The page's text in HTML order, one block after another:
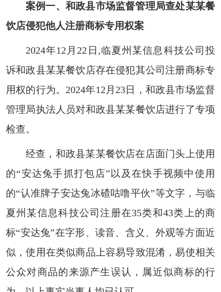
案例一、和政县市场监督管理局查处某某餐
饮店侵犯他人注册商标专用权案
2024年12月22日,临夏州某信息科技公司投
诉和政县某某餐饮店存在侵犯其公司注册商标专
用权的行为。2024年12月23日，和政县市场监督
管理局执法人员对和政县某某餐饮店进行了专项
检查。
经查，和政县某某餐饮店在店面门头上使用
的“安达兔手抓打包店”以及在快手视频中使用
的“认准牌子安达兔冰碴咕噜平伙”等文字，与临
夏州某信息科技公司注册在35类和43类上的商
标“安达兔”在字形、读音、含义、外观等方面近
似，使用在类似商品上容易导致混淆，易使相关
公众对商品的来源产生误认，属近似商标的行